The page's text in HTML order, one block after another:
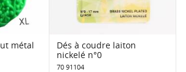
métal
Dés à coudre laiton
nickelé n°0
70 91104